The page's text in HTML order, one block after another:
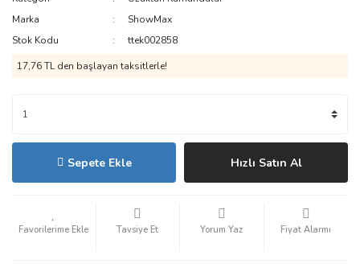
Marka
ShowMax
Stok Kodu
ttek002858
17,76 TL den başlayan taksitlerle!
Sepete Ekle Hızlı Satın Al
Tavsiye Et Yorum Yaz Fiyat Alarmı